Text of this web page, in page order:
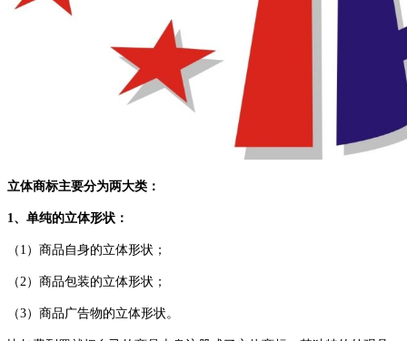
立体商标主要分为两大类：
1、单纯的立体形状：
（ 1）商品自身的立体形状；
（2）商品包装的立体形状；
（3）商品广告物的立体形状。